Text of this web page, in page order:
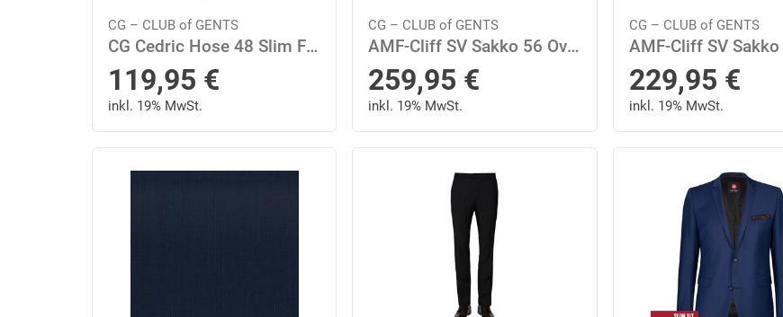
CG – CLUB of GENTS
CG Cedric Hose 48 Slim Fit - Beige
119,95 €
inkl. 19% MwSt.
CG – CLUB of GENTS
AMF-Cliff SV Sakko 56 Oversize Fit - Blau
259,95 €
inkl. 19% MwSt.
CG – CLUB of GENTS
229,95 €
inkl. 19% MwSt.